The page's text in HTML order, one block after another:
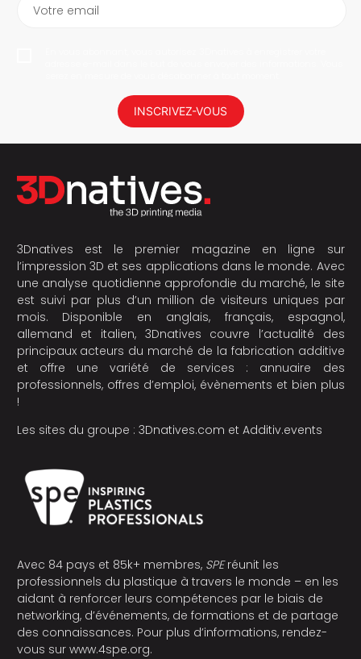
Votre email
INSCRIVEZ-VOUS
3Dnatives est le premier magazine en ligne sur
l’impression 3D et ses applications dans le monde. Avec
une analyse quotidienne approfondie du marché, le site
est suivi par plus d’un million de visiteurs uniques par
mois. Disponible en anglais, français, espagnol,
allemand et italien, 3Dnatives couvre l’actualité des
principaux acteurs du marché de la fabrication additive
et offre une variété de services : annuaire des
professionnels, offres d’emploi, évènements et bien plus
!
Les sites du groupe : 3Dnatives.com et Additiv.events
Avec 84 pays et 85k+ membres, SPEréunit les
professionnels du plastique à travers le monde – en les
aidant à renforcer leurs compétences par le biais de
networking, d’événements, de formations et de partage
des connaissances. Pour plus d’informations, rendez-
vous sur www.4spe.org.